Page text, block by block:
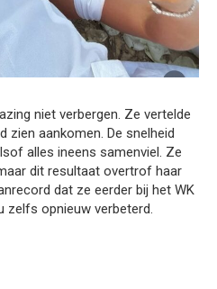
niet verbergen. Ze vertelde
zien aankomen. De snelheid
alles ineens samenviel. Ze
dit resultaat overtrof haar
dat ze eerder bij het WK
zelfs opnieuw verbeterd.